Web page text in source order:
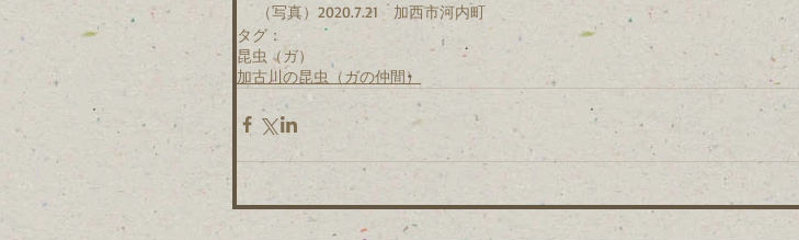
（写真）2020.7.21　加西市河内町
タグ：
昆虫（ガ）
加古川の昆虫（ガの仲間）